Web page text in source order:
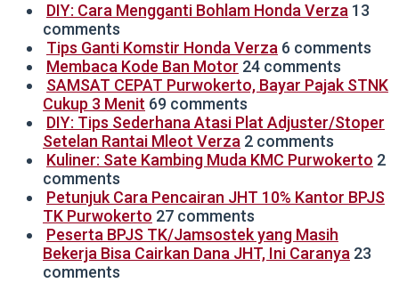
DIY: Cara Mengganti Bohlam Honda Verza 13
comments
Tips Ganti Komstir Honda Verza 6 comments
Membaca Kode Ban Motor 24 comments
SAMSAT CEPAT Purwokerto, Bayar Pajak STNK
Cukup 3 Menit 69 comments
DIY: Tips Sederhana Atasi Plat Adjuster/Stoper
Setelan Rantai Mleot Verza 2 comments
Kuliner: Sate Kambing Muda KMC Purwokerto 2
comments
Petunjuk Cara Pencairan JHT 10% Kantor BPJS
TK Purwokerto 27 comments
Peserta BPJS TK/Jamsostek yang Masih
Bekerja Bisa Cairkan Dana JHT, Ini Caranya 23
comments